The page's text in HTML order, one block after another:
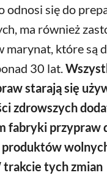
odnosi się do
ma również
marynat, które są
30 lat.
starają się
zdrowszych
fabryki przypraw
trakcie tych zmian